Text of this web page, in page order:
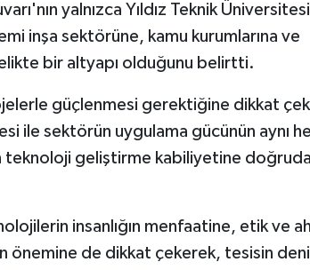
yalnızca Yıldız Teknik
inşa sektörüne, kamu kurumlarına ve
bir altyapı olduğunu belirtti.
güçlenmesi gerektiğine dikkat
ile sektörün uygulama gücünün aynı
teknoloji geliştirme kabiliyetine
insanlığın menfaatine, etik ve
önemine de dikkat çekerek, tesisin